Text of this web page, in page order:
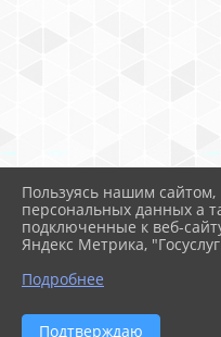
Пользуясь нашим сайтом,
персональных данных а
подключенные к веб-
Яндекс Метрика,
Подробнее
Подтверждаю